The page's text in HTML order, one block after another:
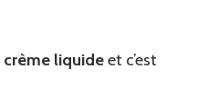
crème liquideet c’est